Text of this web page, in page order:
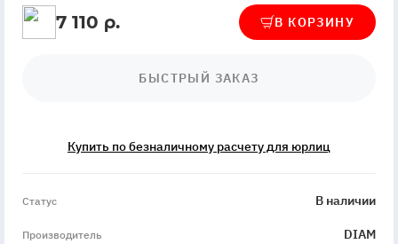
7 110 р. В КОРЗИНУ
БЫСТРЫЙ ЗАКАЗ
Купить по безналичному расчету для юрлиц
Статус В наличии
Производитель DIAM